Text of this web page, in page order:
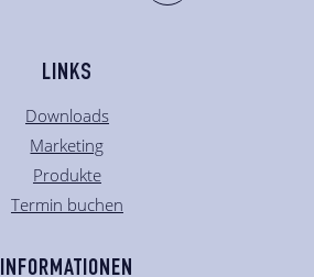
LINKS
Downloads
Marketing
Produkte
Termin buchen
INFORMATIONEN